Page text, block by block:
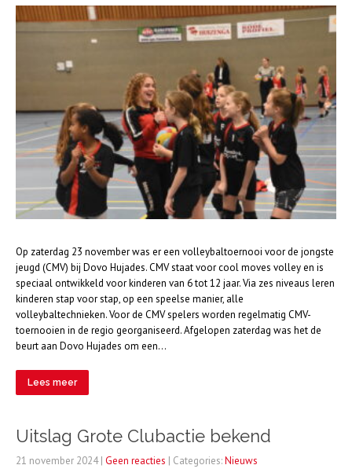
Op zaterdag 23 november was er een volleybaltoernooi voor de jongste
jeugd (CMV) bij Dovo Hujades. CMV staat voor cool moves volley en is
speciaal ontwikkeld voor kinderen van 6 tot 12 jaar. Via zes niveaus leren
kinderen stap voor stap, op een speelse manier, alle
volleybaltechnieken. Voor de CMV spelers worden regelmatig CMV-
toernooien in de regio georganiseerd. Afgelopen zaterdag was het de
beurt aan Dovo Hujades om een…
Lees meer
Uitslag Grote Clubactie bekend
21 november 2024 | Geen reacties | Categories:Nieuws